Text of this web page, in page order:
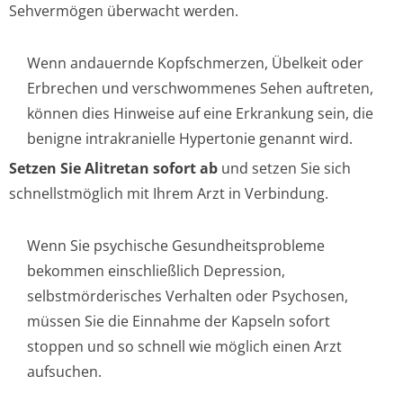
Sehvermögen überwacht werden.
Wenn andauernde Kopfschmerzen, Übelkeit oder
Erbrechen und verschwommenes Sehen auftreten,
können dies Hinweise auf eine Erkrankung sein, die
benigne intrakranielle Hypertonie genannt wird.
Setzen Sie Alitretan sofort ab und setzen Sie sich
schnellstmöglich mit Ihrem Arzt in Verbindung.
Wenn Sie psychische Gesundheitsprobleme
bekommen einschließlich Depression,
selbstmörderisches Verhalten oder Psychosen,
müssen Sie die Einnahme der Kapseln sofort
stoppen und so schnell wie möglich einen Arzt
aufsuchen.